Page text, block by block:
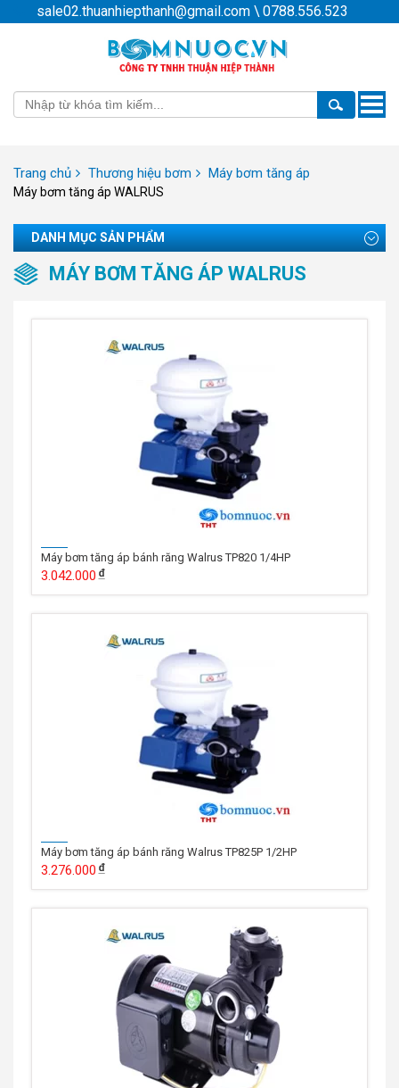
sale02.thuanhiepthanh@gmail.com \ 0788.556.523
Toggle
Trang chủ Thương hiệu bơm Máy bơm tăng áp
Máy bơm tăng áp WALRUS
DANH MỤC SẢN PHẨM
MÁY BƠM TĂNG ÁP WALRUS
Máy bơm tăng áp bánh răng Walrus TP820 1/4HP
3.042.000
Máy bơm tăng áp bánh răng Walrus TP825P 1/2HP
3.276.000